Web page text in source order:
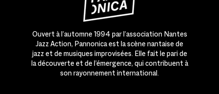
Ouvert à l’automne 1994 par l’association Nantes
Jazz Action, Pannonica est la scène nantaise de
jazz et de musiques improvisées. Elle fait le pari de
la découverte et de l’émergence, qui contribuent à
son rayonnement international.